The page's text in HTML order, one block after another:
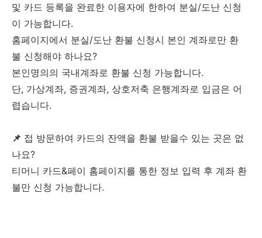
및 카드 등록을 완료한 이용자에 한하여 분실/도난 신청
이 가능합니다.
홈페이지에서 분실/도난 환불 신청시 본인 계좌로만 환
불 신청해야 하나요?
본인명의의 국내계좌로 환불 신청 가능합니다.
단, 가상계좌, 증권계좌, 상호저축 은행계좌로 입금은 어
렵습니다.
📌 접 방문하여 카드의 잔액을 환불 받을수 있는 곳은 없
나요?
티머니 카드&페이 홈페이지를 통한 정보 입력 후 계좌 환
불만 신청 가능합니다.